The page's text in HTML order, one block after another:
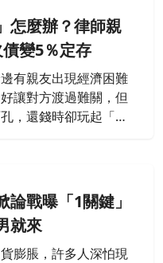
方式」，直喊「無論
。
怎麼辦？律師親
變5％定存
有親友出現經濟困難
讓對方渡過難關，但
，還錢時卻玩起「失
法律3手段」，不僅
款，搖身一變成為年
己的拖延付出代價。
戰曝「1關鍵」
就來
膨脹，許多人深怕現